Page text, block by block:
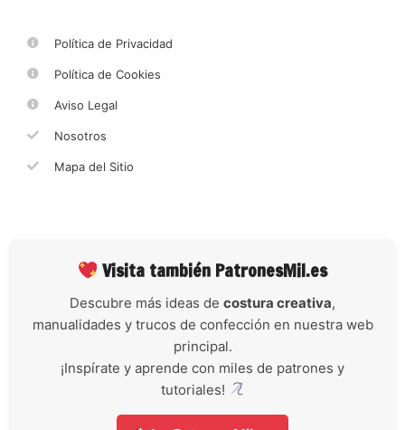
Política de Privacidad
Política de Cookies
Aviso Legal
Nosotros
Mapa del Sitio
Visita también PatronesMil.es
Descubre más ideas de costura creativa,
manualidades y trucos de confección en nuestra web
principal.
¡Inspírate y aprende con miles de patrones y
tutoriales!